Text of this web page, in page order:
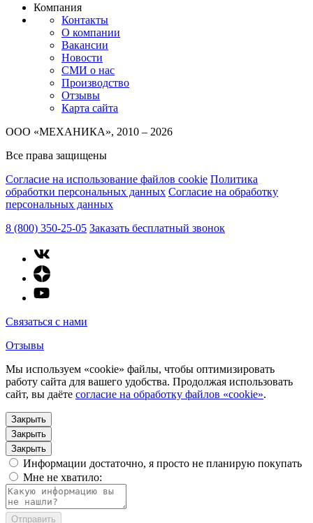
Компания
Контакты
О компании
Вакансии
Новости
СМИ о нас
Производство
Отзывы
Карта сайта
ООО «МЕХАНИКА», 2010 – 2026
Все права защищены
Согласие на использование файлов cookie Политика
обработки персональных данных Согласие на обработку
персональных данных
8 (800) 350-25-05 Заказать бесплатный звонок
Связаться с нами
Отзывы
Мы используем «cookie» файлы, чтобы оптимизировать
работу сайта для вашего удобства. Продолжая использовать
сайт, вы даёте согласие на обработку файлов «cookie».
Закрыть
Закрыть
Закрыть
Информации достаточно, я просто не планирую покупать
Мне не хватило:
Отправить